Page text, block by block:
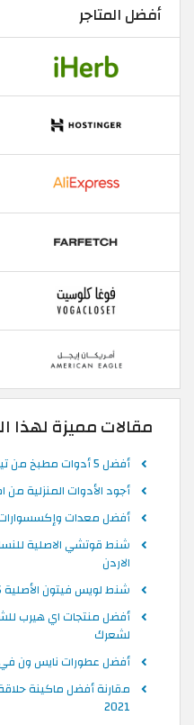
أفضل المتاجر
مقالات مميزة لهذا
أفضل 5 أدوات مطبخ من تيمو الاردن | عروض تيمو 2026
أجود الأدوات المنزلية من
أفضل معدات وإكسسوارات
شنط قوتشي الاصلية
الاردن
شنط لويس فيتون الأصلية 2026 | افضل حقائب Louis Vuitton
لشعرك
أفضل عطورات نايس ون في
مقارنة أفضل ماكينة
2021